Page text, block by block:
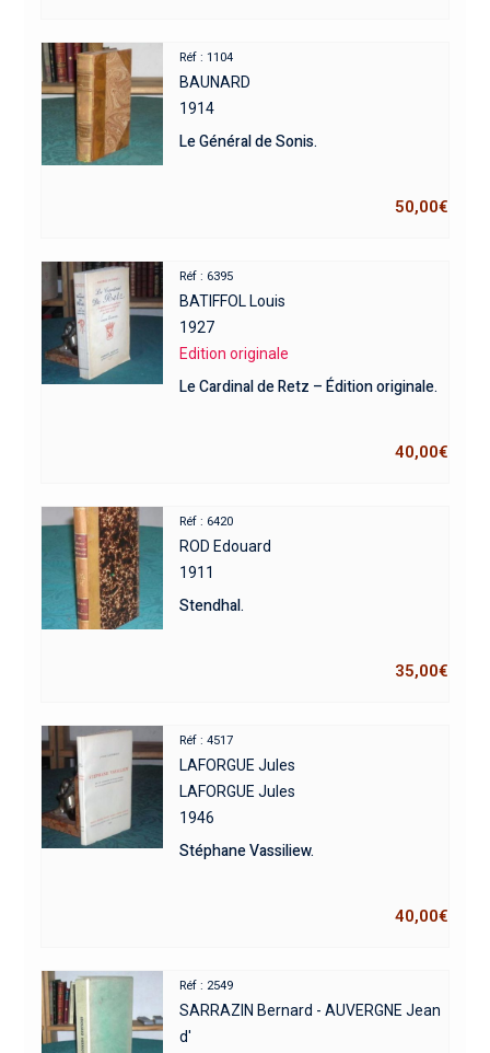
Réf : 1104
BAUNARD
1914
Le Général de Sonis.
50,00€
Réf : 6395
BATIFFOL Louis
1927
Edition originale
Le Cardinal de Retz – Édition originale.
40,00€
Réf : 6420
ROD Edouard
1911
Stendhal.
35,00€
Réf : 4517
LAFORGUE Jules
LAFORGUE Jules
1946
Stéphane Vassiliew.
40,00€
Réf : 2549
SARRAZIN Bernard - AUVERGNE Jean
d'